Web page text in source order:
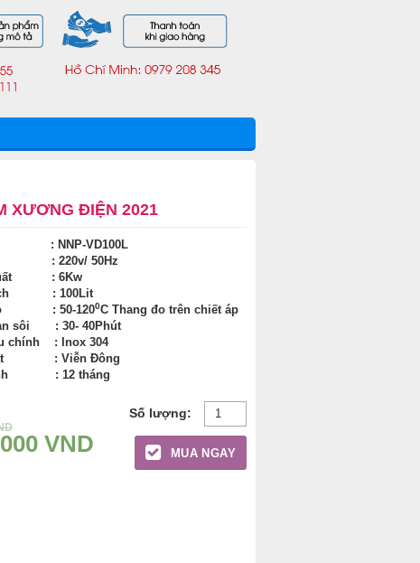
XƯƠNG ĐIỆN 2021
: NNP-VD100L
: 220v/ 50Hz
: 6Kw
tích : 100Lit
độ : 50-1200C Thang đo trên chiết áp
sôi : 30- 40Phút
chính : Inox 304
: Viễn Đông
: 12 tháng
VND MUA NGAY